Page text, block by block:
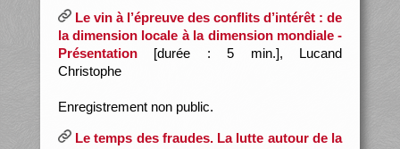
Le vin à l’épreuve des conflits d’intérêt : de
la dimension locale à la dimension mondiale -
Présentation[durée : 5 min.], Lucand
Christophe
Enregistrement non public.
Le temps des fraudes. La lutte autour de la